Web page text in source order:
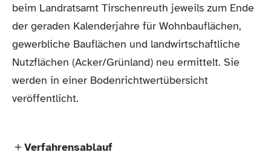
beim Landratsamt Tirschenreuth jeweils zum Ende
der geraden Kalenderjahre für Wohnbauflächen,
gewerbliche Bauflächen und landwirtschaftliche
Nutzflächen (Acker/Grünland) neu ermittelt. Sie
werden in einer Bodenrichtwertübersicht
veröffentlicht.
Verfahrensablauf